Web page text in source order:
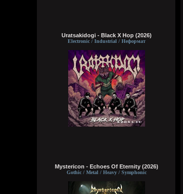
Uratsakidogi - Black X Hop (2026)
Electronic / Industrial / Неформат
Mystericon - Echoes Of Eternity (2026)
Gothic / Metal / Heavy / Symphonic